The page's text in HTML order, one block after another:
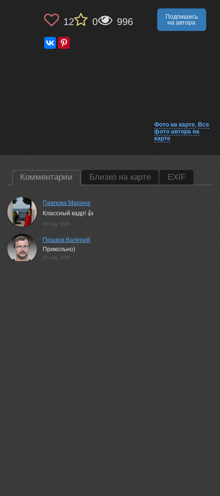
12 0 996
Подпишись
на автора
Фото на карте, Все
фото автора на
карте
Комментарии Близко на карте EXIF
Павлова Марина
Классный кадр! 👍
20 may, 2026
Пешков Валерий
Прикольно)
20 may, 2026